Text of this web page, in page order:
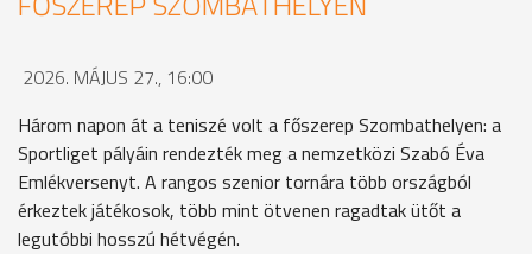
2026. MÁJUS 27., 16:00
Három napon át a teniszé volt a főszerep Szombathelyen: a
Sportliget pályáin rendezték meg a nemzetközi Szabó Éva
Emlékversenyt. A rangos szenior tornára több országból
érkeztek játékosok, több mint ötvenen ragadtak ütőt a
legutóbbi hosszú hétvégén.